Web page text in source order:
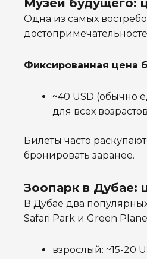
Музей будущего:
Одна из самых
Фиксированная цена
~40 USD (обычно
для всех
Билеты часто
бронировать заранее.
Зоопарк в Дубае:
В Дубае два
Safari Park и Green
взрослый: ~15-20